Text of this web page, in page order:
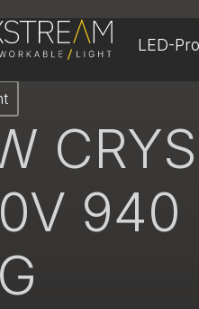
LED-
940